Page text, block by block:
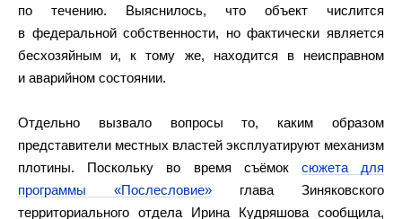
по течению. Выяснилось, что объект числится
в федеральной собственности, но фактически является
бесхозяйным и, к тому же, находится в неисправном
и аварийном состоянии.
Отдельно вызвало вопросы то, каким образом
представители местных властей эксплуатируют механизм
плотины. Поскольку во время съёмок сюжета для
программы «Послесловие» глава Зиняковского
территориального отдела Ирина Кудряшова сообщила,